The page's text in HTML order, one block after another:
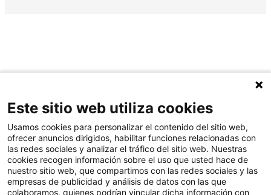
Este sitio web utiliza cookies
Usamos cookies para personalizar el contenido del sitio web,
ofrecer anuncios dirigidos, habilitar funciones relacionadas con
las redes sociales y analizar el tráfico del sitio web. Nuestras
cookies recogen información sobre el uso que usted hace de
nuestro sitio web, que compartimos con las redes sociales y las
empresas de publicidad y análisis de datos con las que
colaboramos, quienes podrían vincular dicha información con